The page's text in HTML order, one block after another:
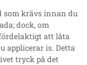
som krävs innan du
dock, om
att låta
applicerar is. Detta
tryck på det